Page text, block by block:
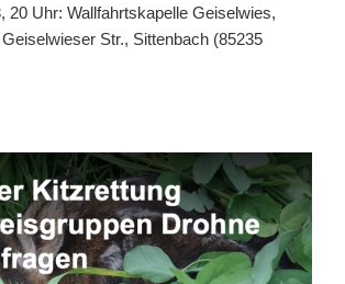
20 Uhr: Wallfahrtskapelle Geiselwies,
Str., Sittenbach (85235